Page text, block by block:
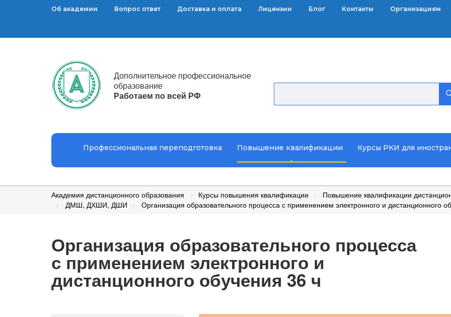
Организациям
Контакты
Блог
Лицензии
Доставка и оплата
Вопрос ответ
Об академии
Дополнительное профессиональное
образование
Работаем по всей РФ
Профессиональная переподготовка Повышение квалификации Курсы РКИ для
Академия дистанционного образования Курсы повышения квалификации
Повышение квалификации
ДМШ, ДХШИ, ДШИ
Организация образовательного процесса с применением электронного и дистанционного
Организация образовательного процесса
с применением электронного и
дистанционного обучения 36 ч